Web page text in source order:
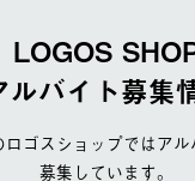
LOGOS
ルバイト募集
ロゴスショップではアル
募集しています。